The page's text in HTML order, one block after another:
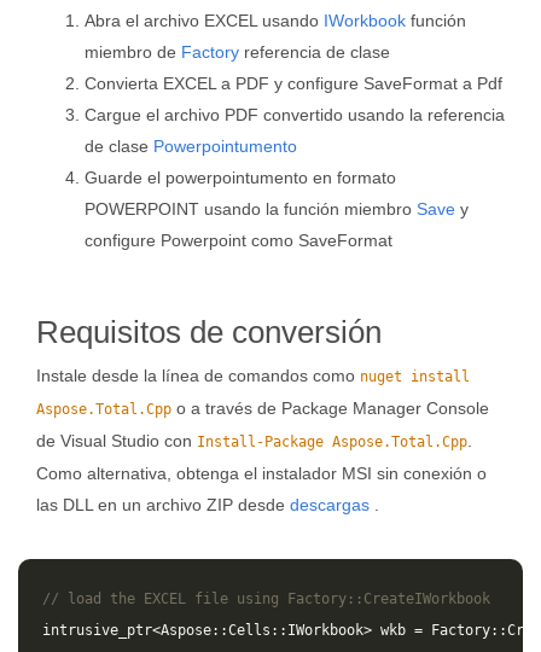
Abra el archivo EXCEL usando IWorkbook función
miembro de Factory referencia de clase
Convierta EXCEL a PDF y configure SaveFormat a Pdf
Cargue el archivo PDF convertido usando la referencia
de clase Powerpointumento
Guarde el powerpointumento en formato
POWERPOINT usando la función miembro Save y
configure Powerpoint como SaveFormat
Requisitos de conversión
Instale desde la línea de comandos como nuget install
Aspose.Total.Cpp o a través de Package Manager Console
de Visual Studio con Install-Package Aspose.Total.Cpp
Como alternativa, obtenga el instalador MSI sin conexión o
las DLL en un archivo ZIP desde descargas
// load the EXCEL file using Factory::CreateIWorkbook
intrusive_ptr<Aspose::Cells :: IWorkbook> wkb = Factory::